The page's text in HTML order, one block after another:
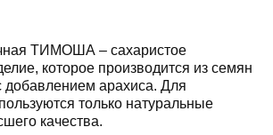
ТИМОША – сахаристое
которое производится из семян
добавлением арахиса. Для
только натуральные
качества.